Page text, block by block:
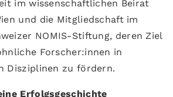
im wissenschaftlichen Beirat
und die Mitgliedschaft im
NOMIS-Stiftung, deren Ziel
Forscher:innen in
Disziplinen zu fördern.
Erfolgsgeschichte